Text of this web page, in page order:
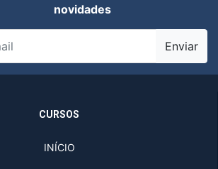
novidades
Enviar
CURSOS
INÍCIO